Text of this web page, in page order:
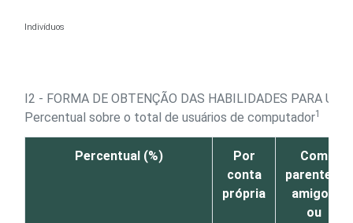
Indivíduos
I2 - FORMA DE OBTENÇÃO DAS HABILIDADES PARA
Percentual sobre o total de usuários de computador1
Percentual (%)
Por
conta
própria
Com
parentes,
amigos
ou